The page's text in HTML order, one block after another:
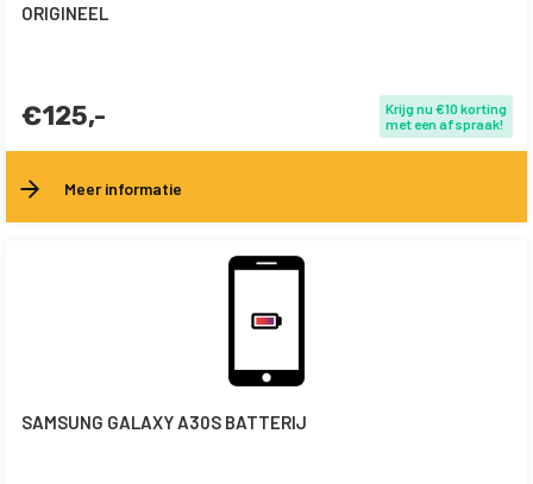
ORIGINEEL
€125,-
Krijg nu €10 korting
met een afspraak!
Meer informatie
SAMSUNG GALAXY A30S BATTERIJ